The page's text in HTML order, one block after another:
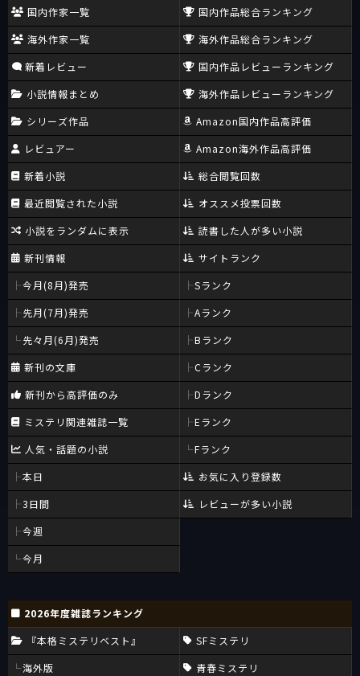
国内作家一覧
海外作家一覧
新着レビュー
小説情報まとめ
シリーズ作品
レビュアー
新着小説
最近閲覧された小説
小説をランダムに表示
新刊情報
今月(8月)発売
先月(7月)発売
先々月(6月)発売
新刊の文庫
新刊から高評価のみ
ミステリ関連雑誌一覧
人気・話題の小説
本日
3日間
今週
今月
国内作品総合ランキング
海外作品総合ランキング
国内作品レビューランキング
海外作品レビューランキング
Amazon国内作品高評価
Amazon海外作品高評価
総合閲覧回数
オススメ投票回数
読書した人が多い小説
サイトランク
Sランク
Aランク
Bランク
Cランク
Dランク
Eランク
Fランク
お気に入り登録数
レビューが多い小説
2026年度雑誌ランキング
『本格ミステリベスト』
海外版
SFミステリ
青春ミステリ